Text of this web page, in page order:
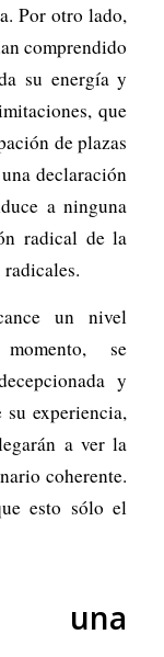
Por otro lado,
comprendido
su energía y
que
de plazas
declaración
a ninguna
radical de la
radicales.
un nivel
se
y
experiencia,
a ver la
coherente.
esto sólo el
una